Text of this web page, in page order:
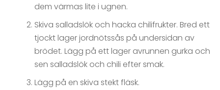
dem värmas lite i ugnen.
Skiva salladslök och hacka chilifrukter. Bred ett
tjockt lager jordnötssås på undersidan av
brödet. Lägg på ett lager avrunnen gurka och
sen salladslök och chili efter smak.
Lägg på en skiva stekt fläsk.